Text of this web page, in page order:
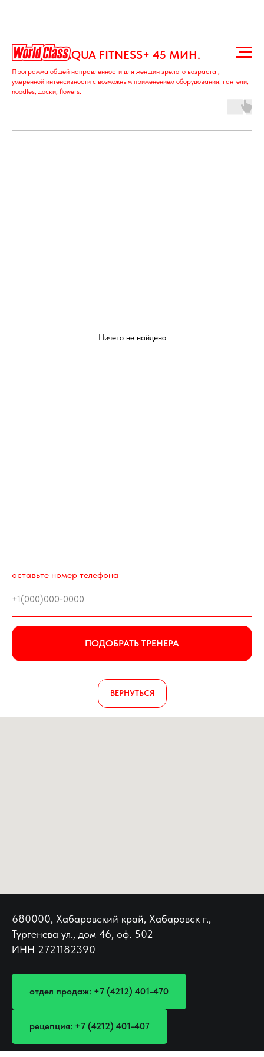
AQUA FITNESS+ 45 МИН.
Программа общей направленности для женщин зрелого возраста ,
умеренной интенсивности с возможным применением оборудования: гантели,
noodles, доски, flowers.
Ничего не найдено
оставьте номер телефона
ПОДОБРАТЬ ТРЕНЕРА
ВЕРНУТЬСЯ
680000, Хабаровский край, Хабаровск г.,
Тургенева ул., дом 46, оф. 502
ИНН 2721182390
отдел продаж: +7 (4212) 401-470
рецепция: +7 (4212) 401-407